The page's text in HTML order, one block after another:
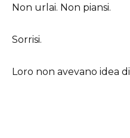
Non urlai. Non piansi.
Sorrisi.
Loro non avevano idea